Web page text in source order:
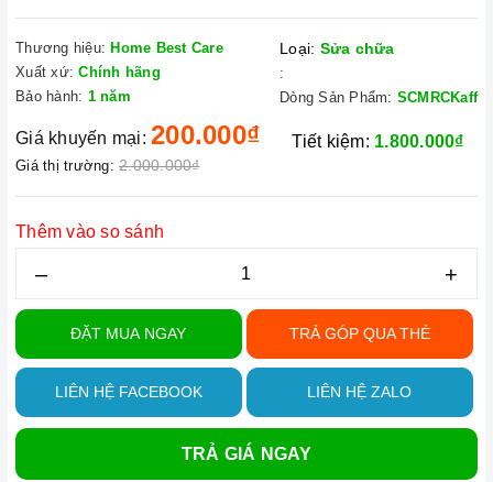
Thương hiệu: Home Best Care
Xuất xứ: Chính hãng
Bảo hành: 1 năm
Loại: Sửa chữa
:
Dòng Sản Phẩm: SCMRCKaff
Giá khuyến mại: 200.000₫
Giá thị trường: 2.000.000₫
Tiết kiệm: 1.800.000₫
Thêm vào so sánh
– +
ĐẶT MUA NGAY TRẢ GÓP QUA THẺ
LIÊN HỆ FACEBOOK LIÊN HỆ ZALO
TRẢ GIÁ NGAY